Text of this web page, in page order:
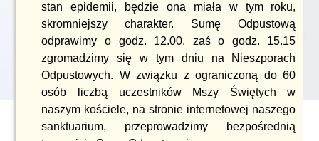
stan epidemii, będzie ona miała w tym roku,
skromniejszy charakter. Sumę Odpustową
odprawimy o godz. 12.00, zaś o godz. 15.15
zgromadzimy się w tym dniu na Nieszporach
Odpustowych. W związku z ograniczoną do 60
osób liczbą uczestników Mszy Świętych w
naszym kościele, na stronie internetowej naszego
sanktuarium, przeprowadzimy bezpośrednią